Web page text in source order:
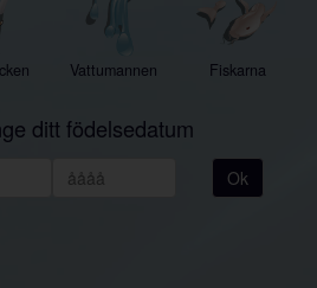
Vattumannen Fiskarna
ditt födelsedatum
Ok